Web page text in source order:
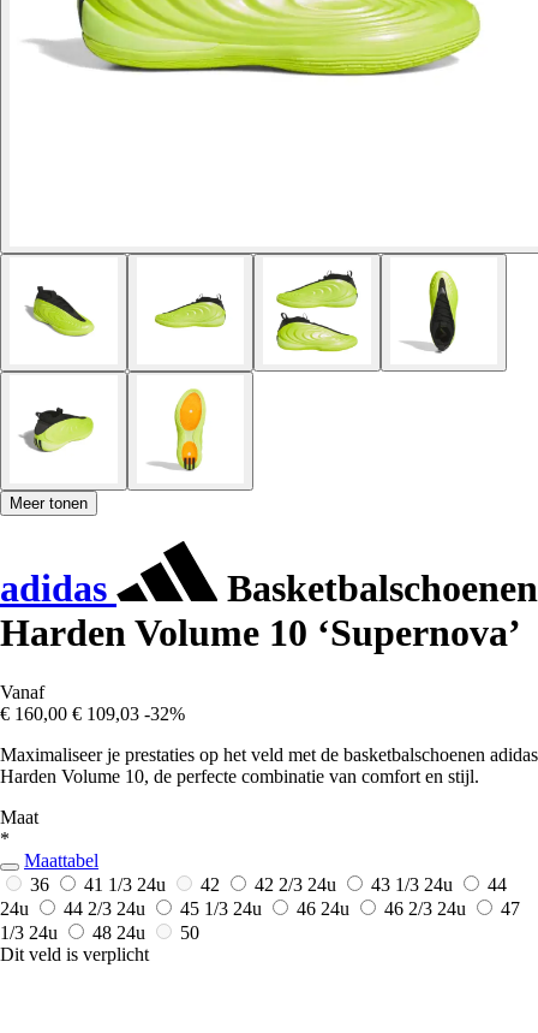
Meer tonen
adidas
Basketbalschoenen
Harden Volume 10 ‘Supernova’
Vanaf
€ 160,00 € 109,03 -32%
Maximaliseer je prestaties op het veld met de basketbalschoenen adidas
Harden Volume 10, de perfecte combinatie van comfort en stijl.
Maat
*
Maattabel
36
41 1/3 24u 42 42 2/3 24u 43 1/3 24u
44
24u
44 2/3 24u 45 1/3 24u 46 24u 46 2/3 24u
47
1/3 24u 48 24u
50
Dit veld is verplicht